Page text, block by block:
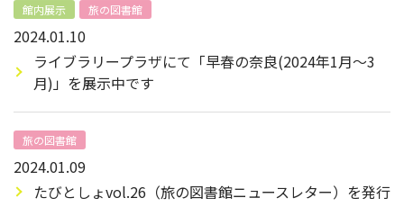
館内展示 旅の図書館
2024.01.10
ライブラリープラザにて「早春の奈良(2024年1月～3
月)」を展示中です
旅の図書館
2024.01.09
たびとしょvol.26（旅の図書館ニュースレター）を発行